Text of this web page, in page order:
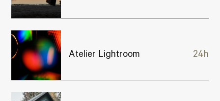
Atelier Lightroom 24h